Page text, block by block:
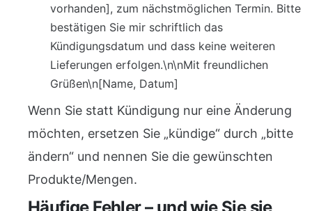
vorhanden], zum nächstmöglichen Termin. Bitte
bestätigen Sie mir schriftlich das
Kündigungsdatum und dass keine weiteren
Lieferungen erfolgen.\n\nMit freundlichen
Grüßen\n[Name, Datum]
Wenn Sie statt Kündigung nur eine Änderung
möchten, ersetzen Sie „kündige“ durch „bitte
ändern“ und nennen Sie die gewünschten
Produkte/Mengen.